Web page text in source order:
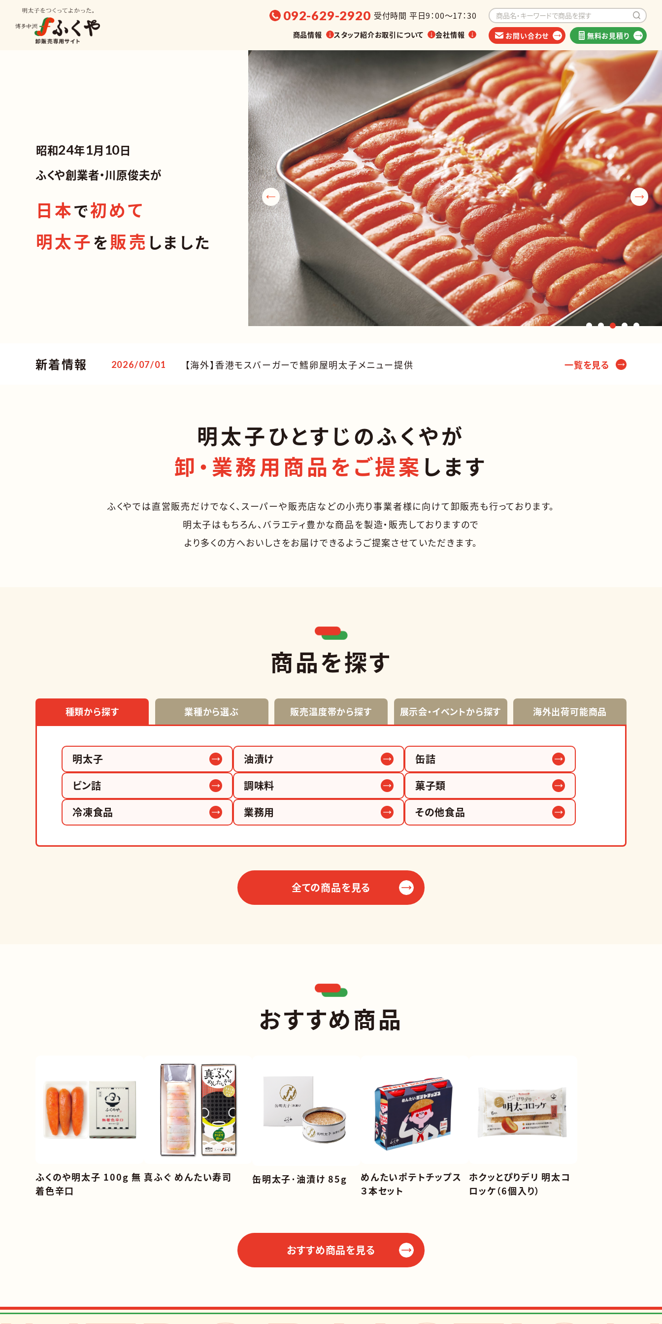
092-629-2920 受付時間 平日9：00～17：30
商品情報
販売温度帯から探す 展示会・イベントから探す 海外出荷可能商品
油漬け
缶詰
調味料
菓子類
冷凍食品
業務用 その他食品
スタッフ紹介お取引について 会社情報 お問い合わせ 無料お見積り
昭和24年1月 10日
ふくや創業者・川原俊夫が
日本で初めて
明太子を販売 しました
新着情報 2026/07/01 【海外】香港モスバーガーで鱈卵屋明太子メニュー提供 一覧を見る
明太子ひとすじのふくやが
卸・業務用商品をご提案 します
ふくやでは直営販売だけでなく、 スーパーや販売店などの小売り事業者様に向けて卸販売も行っております。
明太子はもちろん、バラエティ豊かな商品を製造・販売しておりますので
より多くの方へおいしさをお届けできるようご提案させていただきます。
商品を探す
種類から探す 業種から選ぶ 販売温度帯から探す 展示会・イベントから探す 海外出荷可能商品
明太子 油漬け
缶詰
ビン詰
調味料
菓子類
冷凍食品
業務用 その他食品
全ての商品を見る
おすすめ商品
ふくのや明太子 100g 無
着色辛口
真ふぐ めんたい寿司 缶明太子･油漬け 85g
めんたいポテトチップス
３本セット
ホクッとぴりデリ 明太コ
ロッケ（6個入り）
おすすめ商品を見る